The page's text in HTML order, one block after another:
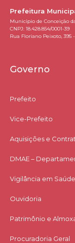
Prefeitura
Município de Conceição
CNPJ: 18.428.854/0001-39
Rua Floriano Peixoto, 395
Governo
Prefeito
Vice-Prefeito
Aquisições e
DMAE –
Vigilância em Saúde
Ouvidoria
Patrimônio e
Procuradoria Geral